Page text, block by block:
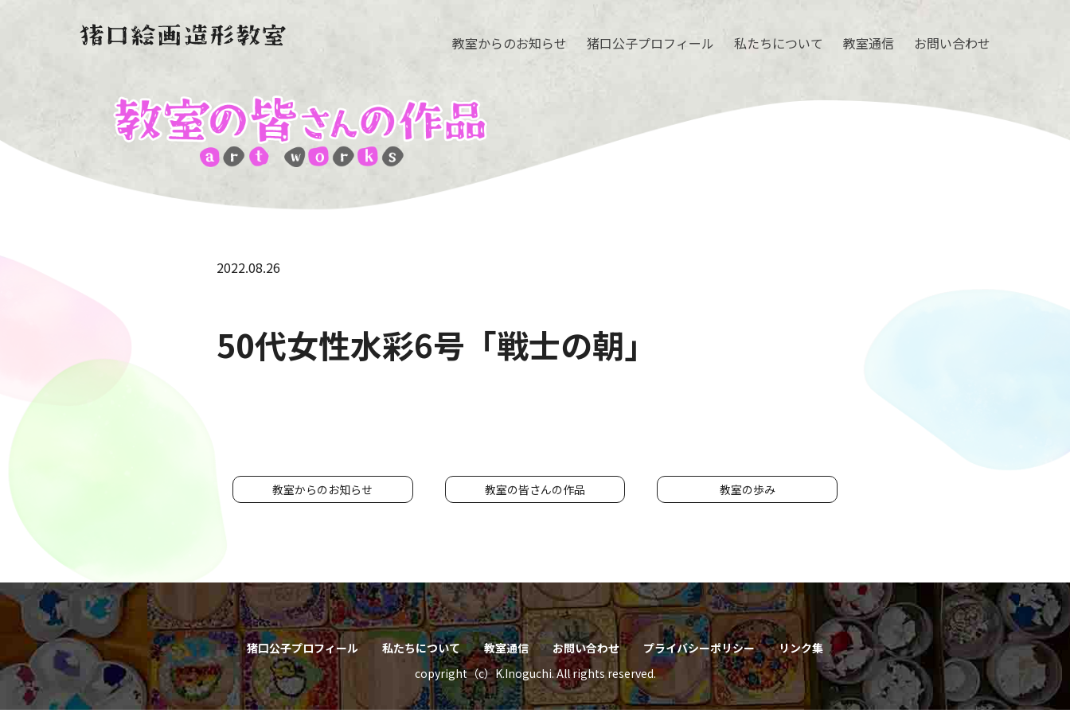
教室からのお知らせ 猪口公子プロフィール 私たちについて 教室通信 お問い合わせ
2022.08.26
50代女性水彩6号「戦士の朝」
教室からのお知らせ 教室の皆さんの作品 教室の歩み
猪口公子プロフィール 私たちについて 教室通信 お問い合わせ プライバシーポリシー
リンク集
copyright（c）K.Inoguchi. All rights reserved.